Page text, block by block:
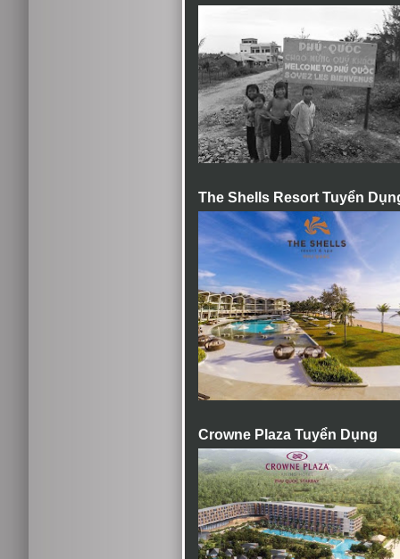
The Shells Resort Tuyển
Crowne Plaza Tuyển Dụng